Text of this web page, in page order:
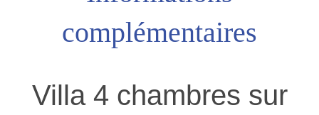
complémentaires
Villa 4 chambres sur